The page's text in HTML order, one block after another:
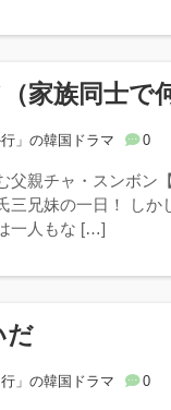
家族同士で
」の韓国ドラマ 0
父親チャ・スンボン
三兄妹の一日！ しか
一人もな […]
だ
」の韓国ドラマ 0